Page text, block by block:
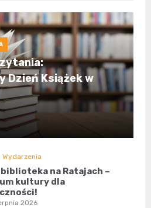
Dzień Książek w
Wydarzenia
biblioteka na Ratajach –
kultury dla
2026